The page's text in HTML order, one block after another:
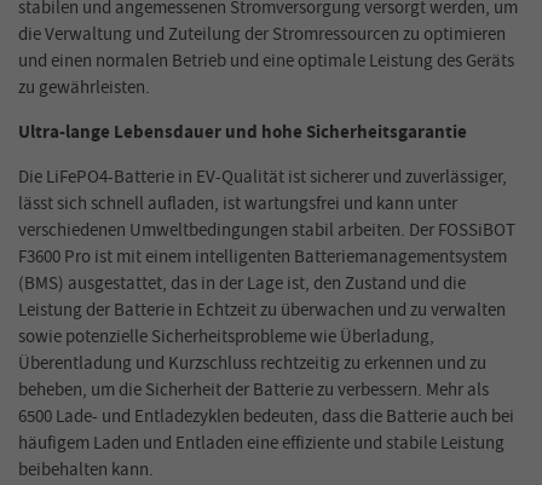
stabilen und angemessenen Stromversorgung versorgt werden, um
die Verwaltung und Zuteilung der Stromressourcen zu optimieren
und einen normalen Betrieb und eine optimale Leistung des Geräts
zu gewährleisten.
Ultra-lange Lebensdauer und hohe Sicherheitsgarantie
Die LiFePO4-Batterie in EV-Qualität ist sicherer und zuverlässiger,
lässt sich schnell aufladen, ist wartungsfrei und kann unter
verschiedenen Umweltbedingungen stabil arbeiten. Der FOSSiBOT
F3600 Pro ist mit einem intelligenten Batteriemanagementsystem
(BMS) ausgestattet, das in der Lage ist, den Zustand und die
Leistung der Batterie in Echtzeit zu überwachen und zu verwalten
sowie potenzielle Sicherheitsprobleme wie Überladung,
Überentladung und Kurzschluss rechtzeitig zu erkennen und zu
beheben, um die Sicherheit der Batterie zu verbessern. Mehr als
6500 Lade- und Entladezyklen bedeuten, dass die Batterie auch bei
häufigem Laden und Entladen eine effiziente und stabile Leistung
beibehalten kann.